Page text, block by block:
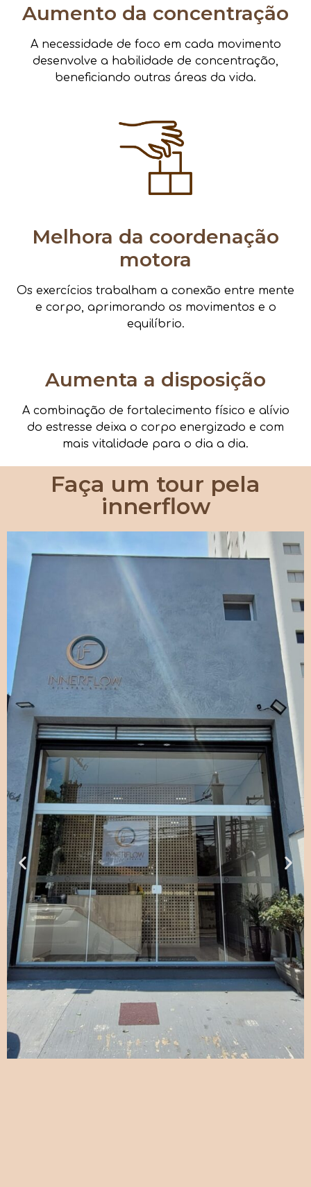
Aumento da concentração
A necessidade de foco em cada movimento
desenvolve a habilidade de concentração,
beneficiando outras áreas da vida.
Melhora da coordenação
motora
Os exercícios trabalham a conexão entre mente
e corpo, aprimorando os movimentos e o
equilíbrio.
Aumenta a disposição
A combinação de fortalecimento físico e alívio
do estresse deixa o corpo energizado e com
mais vitalidade para o dia a dia.
Faça um tour pela
innerflow